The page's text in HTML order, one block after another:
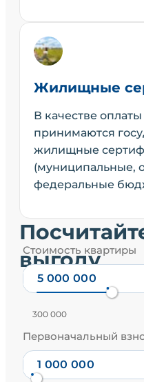
Жилищные
В качестве
принимаются
жилищные
(муниципальные,
федеральные
выгоду
Стоимость квартиры
300 000
Первоначальный